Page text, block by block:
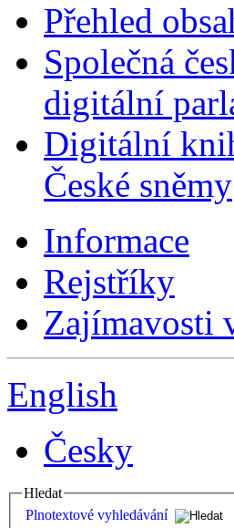
Přehled
Společná
digitální
Digitální
České sněmy
Informace
Rejstříky
Zajímavosti
English
Česky
Hledat
Plnotextové vyhledávání